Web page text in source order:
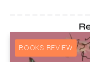
BOOKS REVIEW